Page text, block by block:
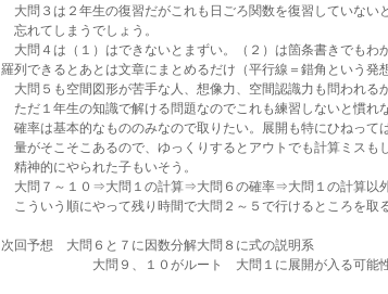
大問３は２年生の復習だがこれも日ごろ関数を復習していないと
忘れてしまうでしょう。
大問４は（１）はできないとまずい。（２）は箇条書きでもわ
羅列できるとあとは文章にまとめるだけ（平行線＝錯角という発
大問５も空間図形が苦手な人、想像力、空間認識力も問われる
ただ１年生の知識で解ける問題なのでこれも練習しないと慣れ
確率は基本的なもののみなので取りたい。展開も特にひねって
量がそこそこあるので、ゆっくりするとアウトでも計算ミスも
精神的にやられた子もいそう。
大問７～１０⇒大問１の計算⇒大問６の確率⇒大問１の計算以
こういう順にやって残り時間で大問２～５で行けるところを取る
次回予想　大問６と７に因数分解大問８に式の説明系
大問９、１０がルート　大問１に展開が入る可能性